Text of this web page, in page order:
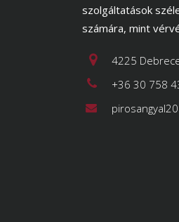
szolgáltatások
számára, mint
4225
+36 30 758